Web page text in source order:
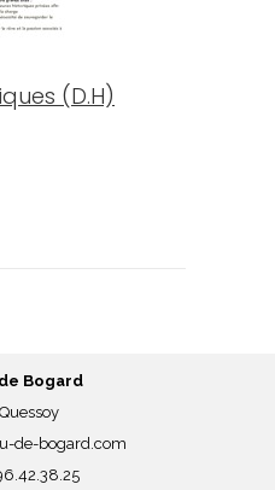
(D.H)
Bogard
de-bogard.com